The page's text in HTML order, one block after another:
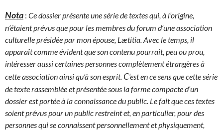
Nota : Ce dossier présente une série de textes qui, à l’origine,
n’étaient prévus que pour les membres du forum d’une association
culturelle présidée par mon épouse, Lætitia. Avec le temps, il
apparaît comme évident que son contenu pourrait, peu ou prou,
intéresser aussi certaines personnes complètement étrangères à
cette association ainsi qu’à son esprit. C‘est en ce sens que cette série
de texte rassemblée et présentée sous la forme compacte d’un
dossier est portée à la connaissance du public. Le fait que ces textes
soient prévus pour un public restreint et, en particulier, pour des
personnes qui se connaissent personnellement et physiquement,